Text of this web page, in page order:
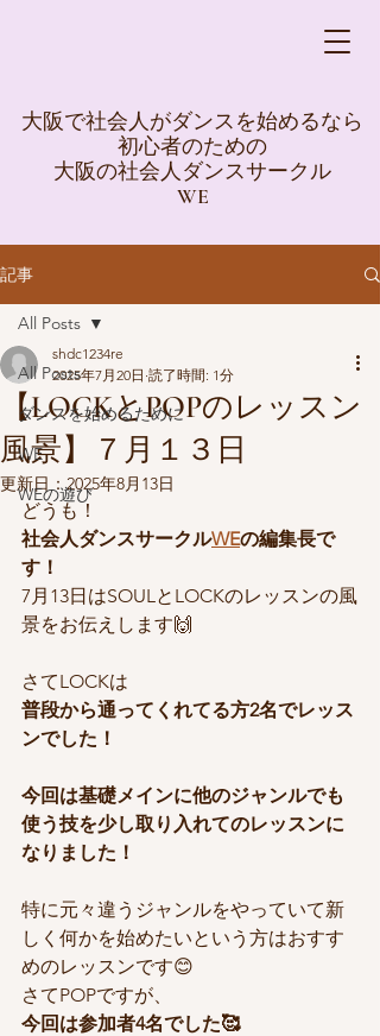
大阪で社会人がダンスを始めるなら
初心者のための
大阪の社会人ダンスサークル
WE
記事
All Posts
ダンスを始めるために
WE
WEの遊び
All Posts
【LOCKとPOPのレッスン
風景】７月１３日
shdc1234re
2025年7月20日 読了時間: 1分
更新日：2025年8月13日
どうも！
社会人ダンスサークルWEの編集長で
す！
7月13日はSOULとLOCKのレッスンの風
景をお伝えします🙌
さてLOCKは
普段から通ってくれてる方2名でレッス
ンでした！
今回は基礎メインに他のジャンルでも
使う技を少し取り入れてのレッスンに
なりました！
特に元々違うジャンルをやっていて新
しく何かを始めたいという方はおすす
めのレッスンです😊
さてPOPですが、
今回は参加者4名でした🥰